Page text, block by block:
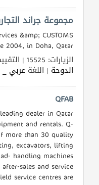
مجموعة جراند
&amp; CUSTOMS
2004, in Doha, Qatar
الزيارات: 15525 | التقييم: 0 | المقيّمين: 0 | المدينة
الدوحة | اللغة عربي _ AR
QFAB
dealer in Qatar
and rentals. Q-
more than 30 quality
excavators, lifting
handling machines
sales and service
service centres are